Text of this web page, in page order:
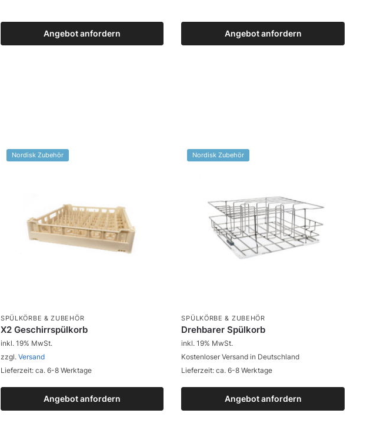
Zum Produkt
Angebot anfordern Zum Produkt
Angebot anfordern
Nordisk Zubehör
SPÜLKÖRBE & ZUBEHÖR
X2 Geschirrspülkorb
Zum Produkt
Angebot anfordern
inkl. 19% MwSt.
zzgl. Versand
Lieferzeit: ca. 6-8 Werktage
Nordisk Zubehör
SPÜLKÖRBE & ZUBEHÖR
Drehbarer Spülkorb
Zum Produkt
Angebot anfordern
inkl. 19% MwSt.
Kostenloser Versand in Deutschland
Lieferzeit: ca. 6-8 Werktage